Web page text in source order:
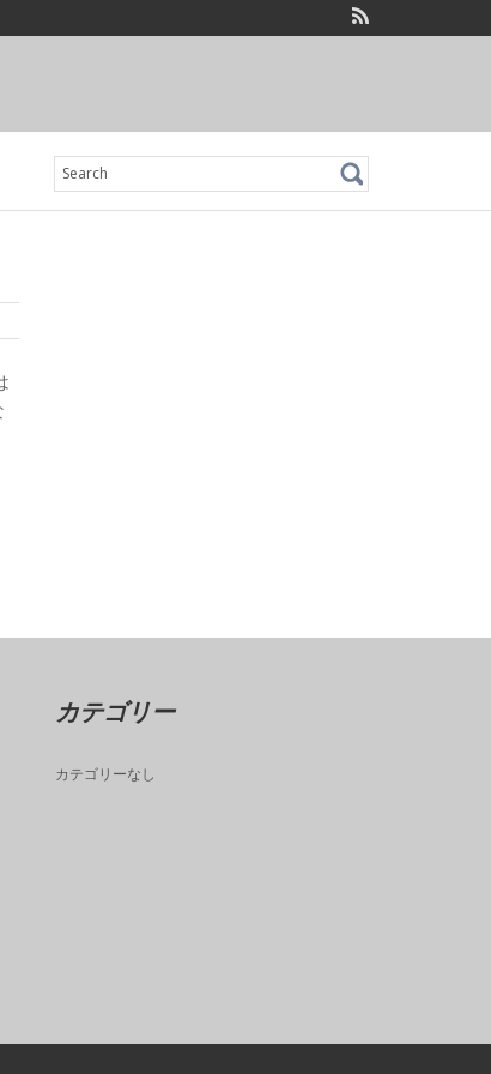
Search
for:
カテゴリー
カテゴリーなし